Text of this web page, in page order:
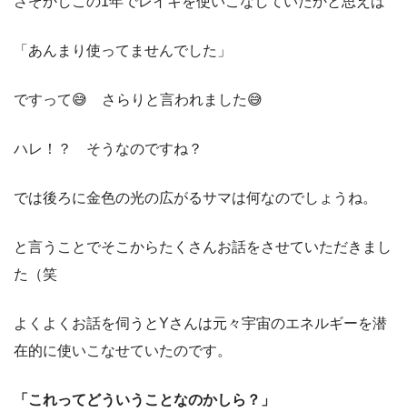
「あんまり使ってませんでした」
ですって😅 さらりと言われました😅
ハレ！？ そうなのですね？
では後ろに金色の光の広がるサマは何なのでしょうね。
と言うことでそこからたくさんお話をさせていただきまし
た（笑
よくよくお話を伺うとYさんは元々宇宙のエネルギーを潜
在的に使いこなせていたのです。
「これってどういうことなのかしら？」